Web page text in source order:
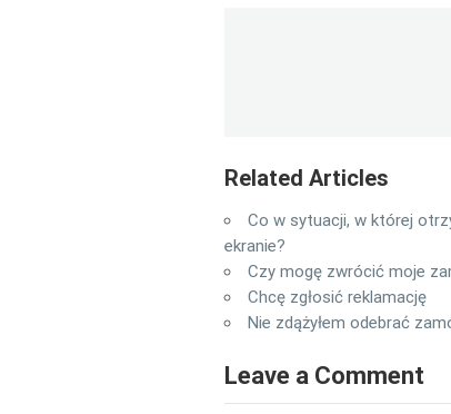
Related Articles
Co w sytuacji, w której
ekranie?
Czy mogę zwrócić moje
Chcę zgłosić reklamację
Nie zdążyłem odebrać
Leave a Comment